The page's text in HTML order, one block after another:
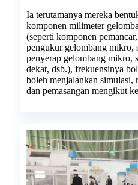
Ia terutamanya mereka
komponen milimeter
(seperti komponen
pengukur gelombang mikro,
penyerap gelombang mikro,
dekat, dsb.), frekuensinya
boleh menjalankan simulasi,
dan pemasangan mengikut